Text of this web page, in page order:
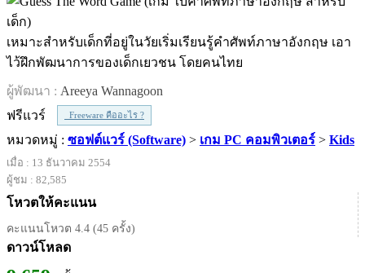
เหมาะสำหรับเด็กที่อยู่ในวัยเริ่มเรียนรู้คำศัพท์ภาษาอังกฤษ เอา
ไว้ฝึกพัฒนาการของเด็กเยวชน โดยคนไทย
ผู้พัฒนา : Areeya Wannagoon
ฟรีแวร์
Freeware คืออะไร ?
หมวดหมู่ : ซอฟต์แวร์ (Software) > เกม PC คอมพิวเตอร์ > Kids
เมื่อ : 13 ธันวาคม 2554
ผู้ชม : 82,585
โหวตให้คะแนน
คะแนนโหวต 4.4 (45 ครั้ง)
ดาวน์โหลด